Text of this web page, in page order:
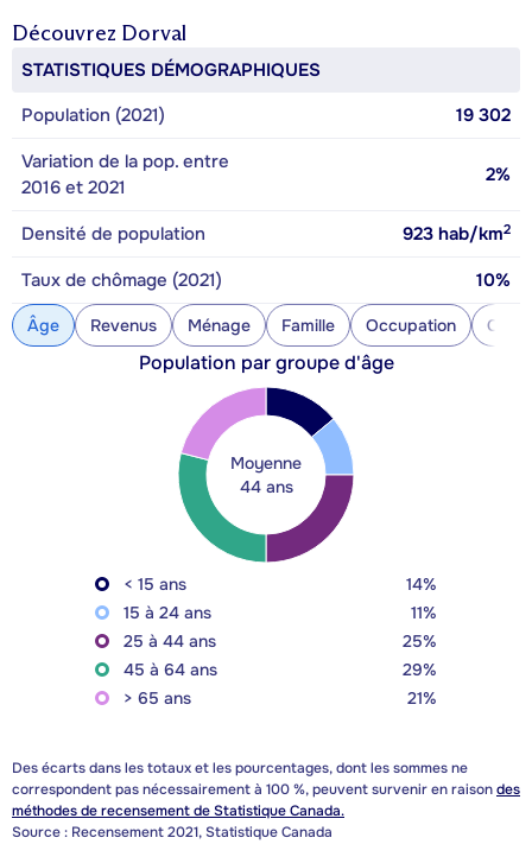
Découvrez Dorval
STATISTIQUES DÉMOGRAPHIQUES
Population (2021)
19 302
Variation de la pop. entre
2016 et 2021
2%
Densité de population 923 hab/km2
Taux de chômage (2021) 10%
Âge Revenus Ménage Famille Occupation
Population par groupe d'âge
Moyenne
44 ans
< 15 ans
14%
15 à 24 ans
11%
25 à 44 ans
25%
45 à 64 ans
29%
> 65 ans
21%
Des écarts dans les totaux et les pourcentages, dont les sommes ne
correspondent pas nécessairement à 100 %, peuvent survenir en raisondes
méthodes de recensement de Statistique Canada.
Source : Recensement 2021, Statistique Canada